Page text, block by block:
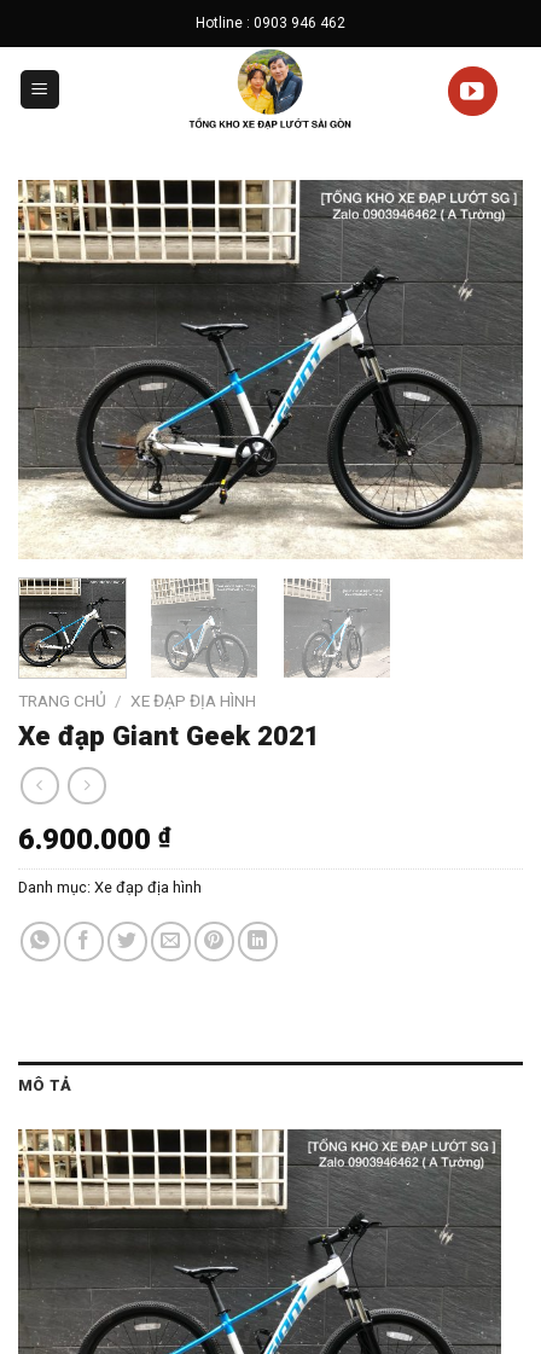
to
content
Hotline : 0903 946 462
TRANG CHỦ / XE ĐẠP ĐỊA HÌNH
Xe đạp Giant Geek 2021
6.900.000 ₫
Danh mục: Xe đạp địa hình
MÔ TẢ